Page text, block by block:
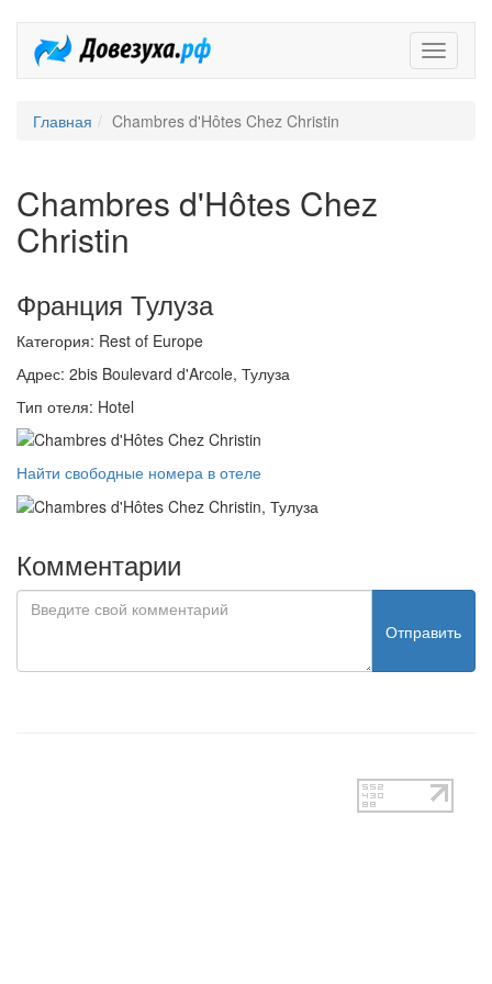
Главная Chambres d'Hôtes Chez Christin
Chambres d'Hôtes Chez
Christin
Франция Тулуза
Категория: Rest of Europe
Адрес: 2bis Boulevard d'Arcole, Тулуза
Тип отеля: Hotel
Найти свободные номера в отеле
Комментарии
Отправить